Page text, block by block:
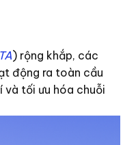
) rộng khắp, các
động ra toàn cầu
tối ưu hóa chuỗi